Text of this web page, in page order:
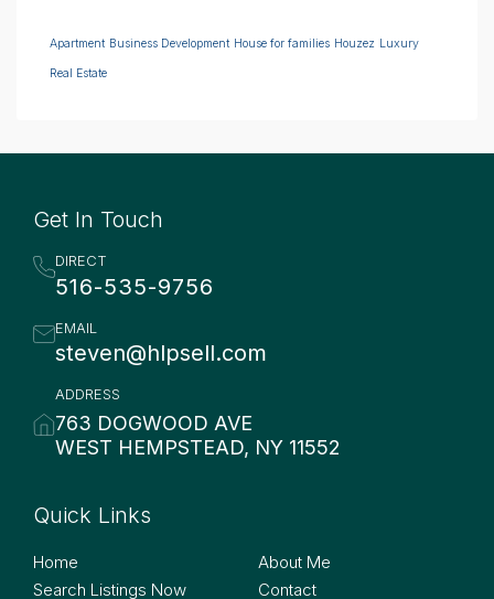
Apartment Business Development House for families Houzez Luxury
Real Estate
Get In Touch
DIRECT
516-535-9756
EMAIL
steven@hlpsell.com
ADDRESS
763 DOGWOOD AVE
WEST HEMPSTEAD, NY 11552
Quick Links
Home
Search Listings Now
About Me
Contact